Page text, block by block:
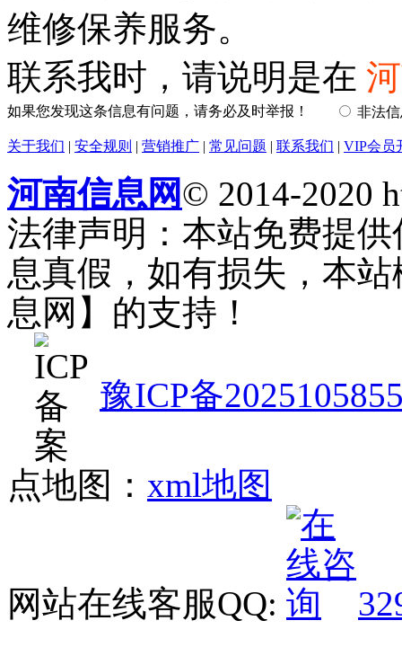
维修保养服务。
联系我时，请说明是在
如果您发现这条信息有问题，请务必及时举报！ 非法
关于我们 | 安全规则 | 营销推广 | 常见问题 | 联系我们 | VIP会员
河南信息网© 2014-2020
法律声明：本站免费提
息真假，如有损失，本
息网】的支持！
豫ICP备
点地图： xml地图
网站在线客服QQ: